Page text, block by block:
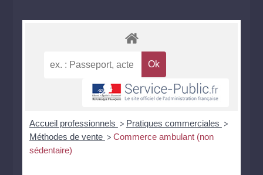
Accueil professionnels > Pratiques commerciales >
Méthodes de vente > Commerce ambulant (non
sédentaire)